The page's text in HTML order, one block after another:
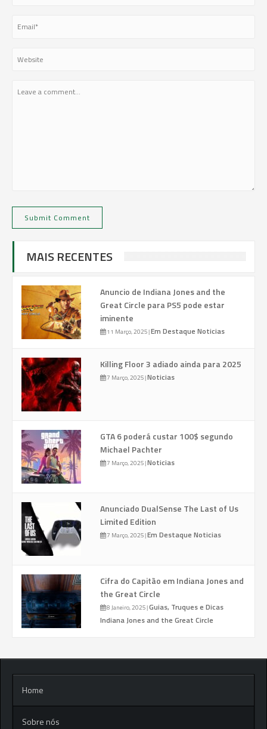
MAIS RECENTES
Anuncio de Indiana Jones and the
Great Circle para PS5 pode estar
iminente
11 Março, 2025|Em Destaque Noticias
Killing Floor 3 adiado ainda para 2025
7 Março, 2025|Noticias
GTA 6 poderá custar 100$ segundo
Michael Pachter
7 Março, 2025|Noticias
Anunciado DualSense The Last of Us
Limited Edition
7 Março, 2025|Em Destaque Noticias
Cifra do Capitão em Indiana Jones and
the Great Circle
8 Janeiro, 2025|Guias, Truques e Dicas
Indiana Jones and the Great Circle
Home
Sobre nós